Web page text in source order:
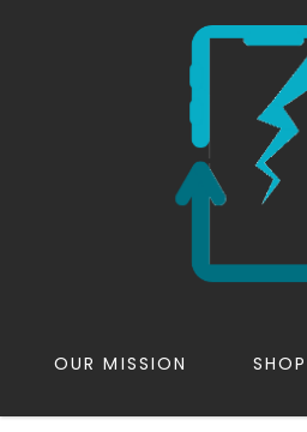
OUR MISSION SHOP